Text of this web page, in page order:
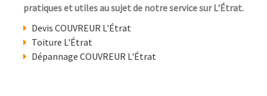
pratiques et utiles au sujet de notre service sur L'Étrat.
Devis COUVREUR L'Étrat
Toiture L'Étrat
Dépannage COUVREUR L'Étrat